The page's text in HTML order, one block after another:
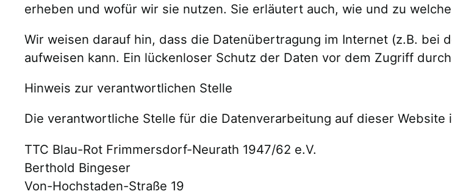
erheben und wofür wir sie nutzen. Sie erläutert auch, wie und zu
Wir weisen darauf hin, dass die Datenübertragung im Internet (z.B. bei
aufweisen kann. Ein lückenloser Schutz der Daten vor dem Zugriff
Hinweis zur verantwortlichen Stelle
Die verantwortliche Stelle für die Datenverarbeitung auf dieser Website
TTC Blau-Rot Frimmersdorf-Neurath 1947/62 e.V.
Berthold Bingeser
Von-Hochstaden-Straße 19